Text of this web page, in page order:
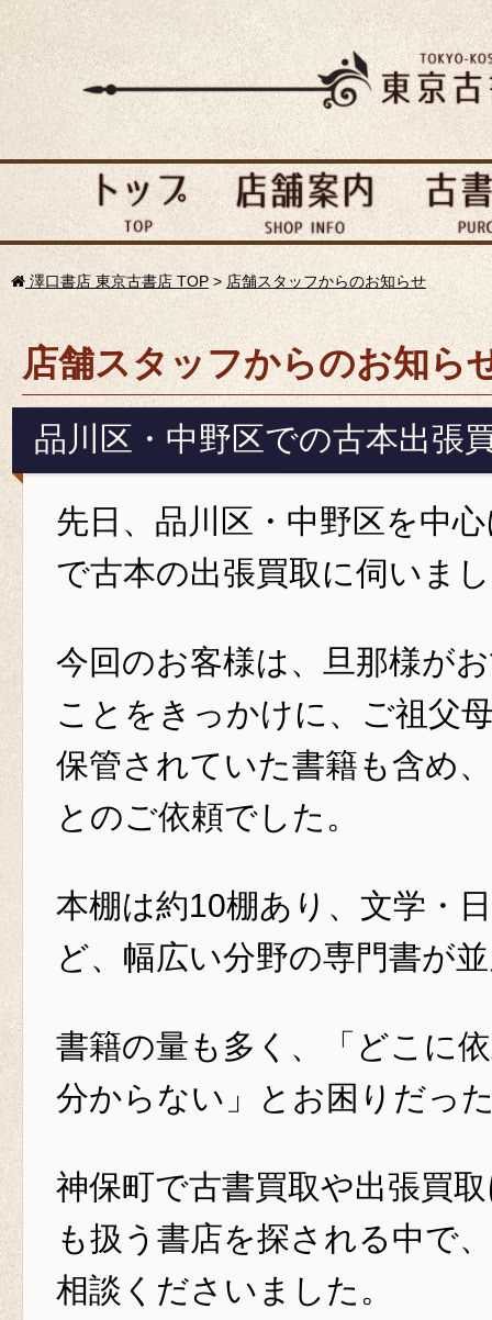
澤口書店 東京古書店 TOP > 店舗スタッフからのお知らせ
店舗スタッフからのお知ら
品川区・中野区での古本出張
先日、品川区・中野区を中
で古本の出張買取に伺いま
今回のお客様は、旦那様が
ことをきっかけに、ご祖父
保管されていた書籍も含め
とのご依頼でした。
本棚は約10棚あり、文学・
ど、幅広い分野の専門書が
書籍の量も多く、「どこに
分からない」とお困りだっ
神保町で古書買取や出張買
も扱う書店を探される中で
相談くださいました。